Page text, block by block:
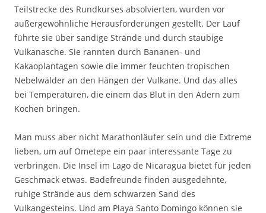
Teilstrecke des Rundkurses absolvierten, wurden vor
außergewöhnliche Herausforderungen gestellt. Der Lauf
führte sie über sandige Strände und durch staubige
Vulkanasche. Sie rannten durch Bananen- und
Kakaoplantagen sowie die immer feuchten tropischen
Nebelwälder an den Hängen der Vulkane. Und das alles
bei Temperaturen, die einem das Blut in den Adern zum
Kochen bringen.
Man muss aber nicht Marathonläufer sein und die Extreme
lieben, um auf Ometepe ein paar interessante Tage zu
verbringen. Die Insel im Lago de Nicaragua bietet für jeden
Geschmack etwas. Badefreunde finden ausgedehnte,
ruhige Strände aus dem schwarzen Sand des
Vulkangesteins. Und am Playa Santo Domingo können sie